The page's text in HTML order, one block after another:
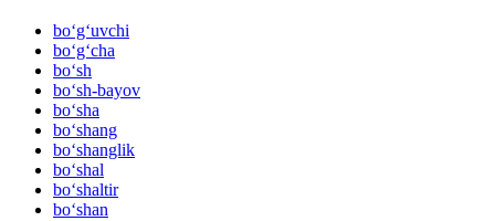
bo‘g‘uvchi
bo‘g‘cha
bo‘sh
bo‘sh-bayov
bo‘sha
bo‘shang
bo‘shanglik
bo‘shal
bo‘shaltir
bo‘shan